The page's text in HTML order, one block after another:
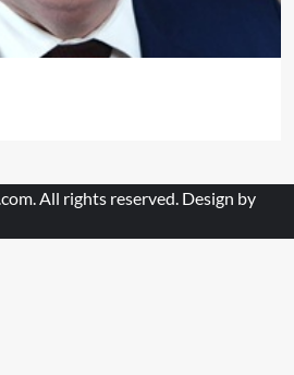
. All rights reserved. Design by